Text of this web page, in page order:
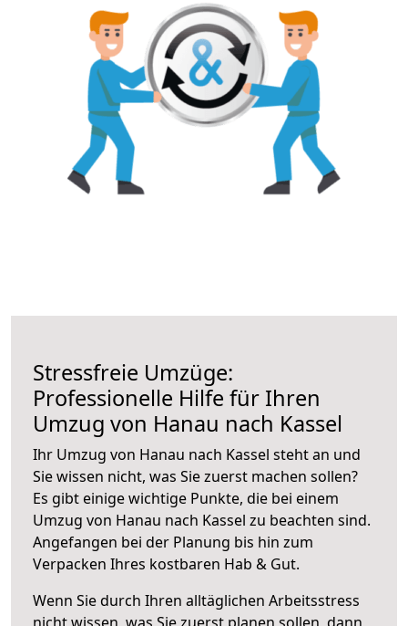
Stressfreie Umzüge:
Professionelle Hilfe für Ihren
Umzug von Hanau nach Kassel
Ihr Umzug von Hanau nach Kassel steht an und
Sie wissen nicht, was Sie zuerst machen sollen?
Es gibt einige wichtige Punkte, die bei einem
Umzug von Hanau nach Kassel zu beachten sind.
Angefangen bei der Planung bis hin zum
Verpacken Ihres kostbaren Hab & Gut.
Wenn Sie durch Ihren alltäglichen Arbeitsstress